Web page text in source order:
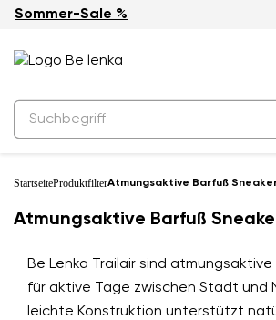
Sommer-Sale %
StartseiteProduktfilterAtmungsaktive Barfuß
Atmungsaktive Barfuß
Be Lenka Trailair sind atmungsaktive
für aktive Tage zwischen Stadt und
leichte Konstruktion unterstützt